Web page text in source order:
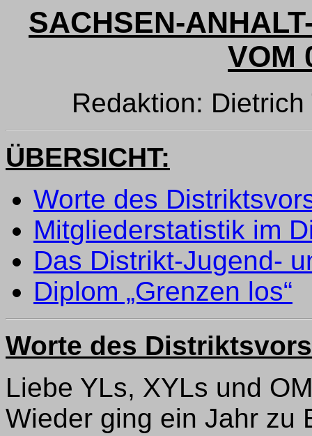
SACHSEN-
VOM
Redaktion:
ÜBERSICHT:
Worte des
Mitgliederstatistik im
Das Distrikt-Jugend-
Diplom „Grenzen los“
Worte des
Liebe YLs, XYLs und
Wieder ging ein Jahr zu